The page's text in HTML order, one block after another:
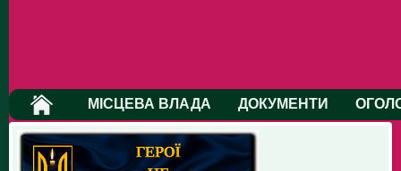
МІСЦЕВА ВЛАДА ДОКУМЕНТИ